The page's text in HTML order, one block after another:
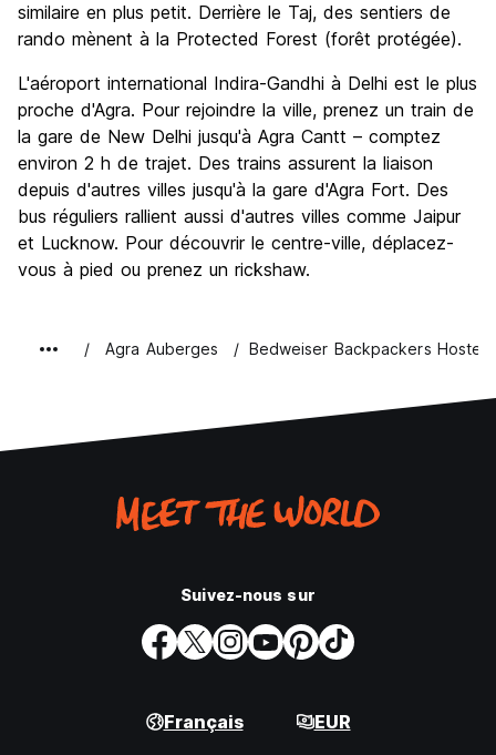
similaire en plus petit. Derrière le Taj, des sentiers de
rando mènent à la Protected Forest (forêt protégée).
L'aéroport international Indira-Gandhi à Delhi est le plus
proche d'Agra. Pour rejoindre la ville, prenez un train de
la gare de New Delhi jusqu'à Agra Cantt – comptez
environ 2 h de trajet. Des trains assurent la liaison
depuis d'autres villes jusqu'à la gare d'Agra Fort. Des
bus réguliers rallient aussi d'autres villes comme Jaipur
et Lucknow. Pour découvrir le centre-ville, déplacez-
vous à pied ou prenez un rickshaw.
Agra Auberges Bedweiser Backpackers Hostel
Suivez-nous sur
Français EUR